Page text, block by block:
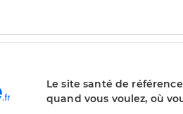
Le site santé de
quand vous voulez, où